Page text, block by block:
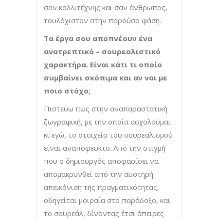
σαν καλλιτέχνης και σαν άνθρωπος,
τουλάχιστον στην παρούσα φάση.
Τα έργα σου αποπνέουν ένα
ανατρεπτικό – σουρεαλιστικό
χαρακτήρα. Είναι κάτι τι οποίο
συμβαίνει σκόπιμα και αν ναι με
ποιο στόχο;
Πιστεύω πως στην αναπαραστατική
ζωγραφική, με την οποία ασχολούμαι
κι εγώ, το στοιχείο του σουρεαλισμού
είναι αναπόφευκτο. Από την στιγμή
που ο δημιουργός αποφασίσει να
απομακρυνθεί από την αυστηρή
απεικόνιση της πραγματικότητας,
οδηγείται μοιραία στο παράδοξο, και
το σουρεάλ, δίνοντας έτσι άπειρες